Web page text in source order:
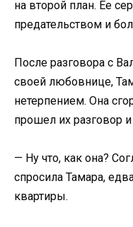
на второй план. Ее
предательством и
После разговора с
своей любовнице,
нетерпением. Она
прошел их разговор
— Ну что, как она?
спросила Тамара,
квартиры.